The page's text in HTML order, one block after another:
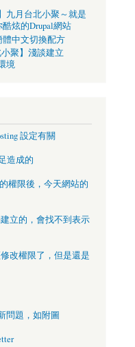
九月台北小聚～就是
酷炫的Drupal網站
體中文切換配方
小聚】淺談建立
境
設定有關
造成的
權限後，今天網站的
立的，會找不到表示
改權限了，但是還是
問題，如附圖